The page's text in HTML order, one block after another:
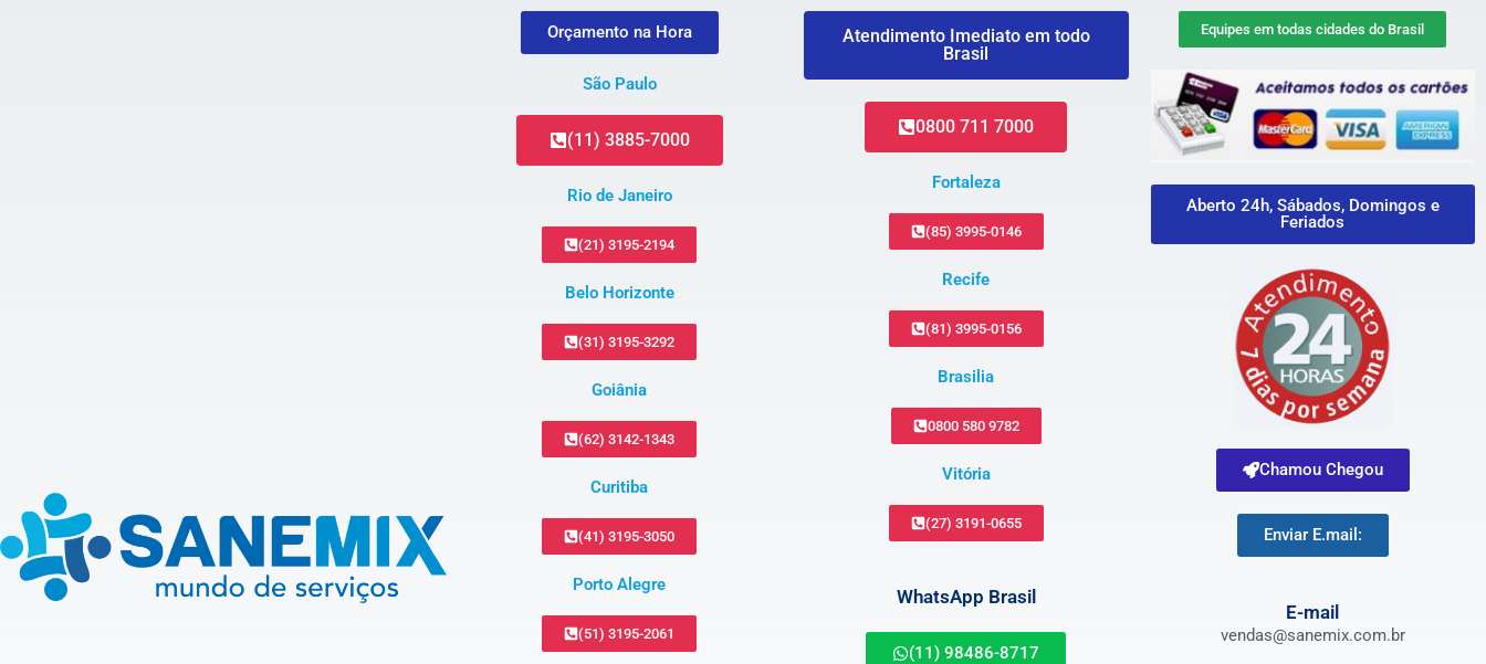
Orçamento na Hora
São Paulo
(11) 3885-7000
Rio de Janeiro
(21) 3195-2194
Belo Horizonte
(31) 3195-3292
Goiânia
(62) 3142-1343
Curitiba
(41) 3195-3050
Porto Alegre
(51) 3195-2061
Atendimento Imediato em todo
Brasil
0800 711 7000
Fortaleza
(85) 3995-0146
Recife
(81) 3995-0156
Brasilia
0800 580 9782
Vitória
(27) 3191-0655
WhatsApp Brasil
(11) 98486-8717
Equipes em todas cidades do Brasil
Aberto 24h, Sábados, Domingos e
Feriados
Chamou Chegou
Enviar E.mail:
E-mail
vendas@sanemix.com.br